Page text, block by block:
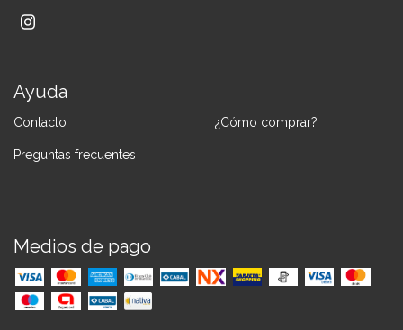
Ayuda
Contacto ¿Cómo comprar?
Preguntas frecuentes
Medios de pago